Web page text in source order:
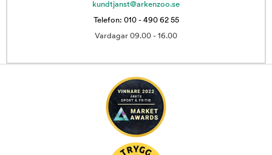
kundtjanst@arkenzoo.se
Telefon: 010 - 490 62 55
Vardagar 09.00 - 16.00